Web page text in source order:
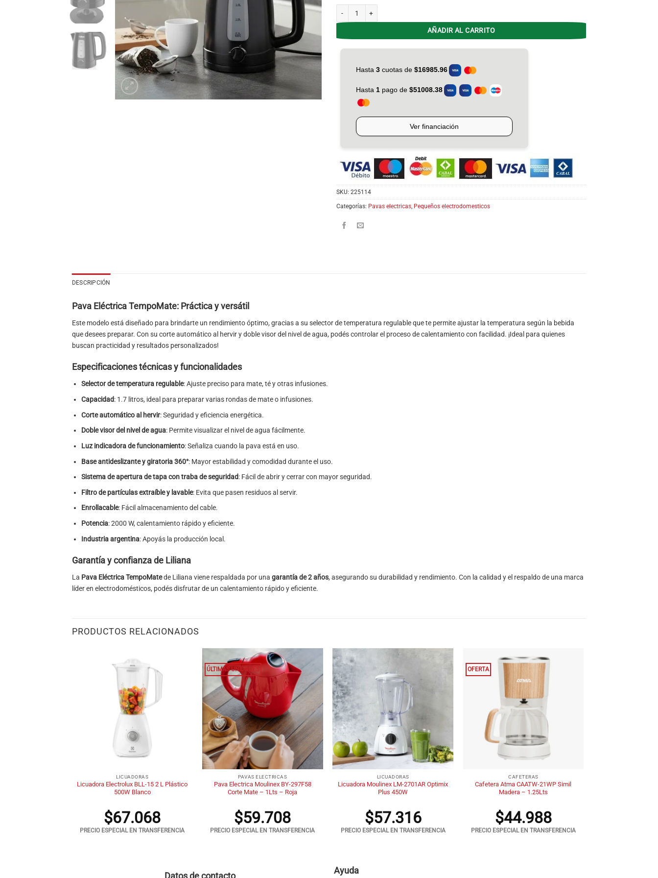
AÑADIR AL CARRITO
SKU: 225114
Categorías: Pavas electricas, Pequeños electrodomesticos
DESCRIPCIÓN
Pava Eléctrica TempoMate: Práctica y versátil
Este modelo está diseñado para brindarte un rendimiento óptimo, gracias a su selector de temperatura regulable que te permite ajustar la temperatura según la bebida
que desees preparar. Con su corte automático al hervir y doble visor del nivel de agua, podés controlar el proceso de calentamiento con facilidad. ¡Ideal para quienes
buscan practicidad y resultados personalizados!
Especificaciones técnicas y funcionalidades
Selector de temperatura regulable: Ajuste preciso para mate, té y otras infusiones.
Capacidad: 1.7 litros, ideal para preparar varias rondas de mate o infusiones.
Corte automático al hervir: Seguridad y eficiencia energética.
Doble visor del nivel de agua: Permite visualizar el nivel de agua fácilmente.
Luz indicadora de funcionamiento: Señaliza cuando la pava está en uso.
Base antideslizante y giratoria 360°: Mayor estabilidad y comodidad durante el uso.
Sistema de apertura de tapa con traba de seguridad: Fácil de abrir y cerrar con mayor seguridad.
Filtro de partículas extraíble y lavable: Evita que pasen residuos al servir.
Enrollacable: Fácil almacenamiento del cable.
Potencia: 2000 W, calentamiento rápido y eficiente.
Industria argentina: Apoyás la producción local.
Garantía y confianza de Liliana
La Pava Eléctrica TempoMatede Liliana viene respaldada por una garantía de 2 años, asegurando su durabilidad y rendimiento. Con la calidad y el respaldo de una marca
líder en electrodomésticos, podés disfrutar de un calentamiento rápido y eficiente.
PRODUCTOS RELACIONADOS
LICUADORAS
Licuadora Electrolux BLL-15 2 L Plástico
500W Blanco
$67.068
PRECIO ESPECIAL EN TRANSFERENCIA
ÚLTIMAS UNIDADES
+
PAVAS ELECTRICAS
Pava Electrica Moulinex BY-297F58
Corte Mate – 1Lts – Roja
$59.708
PRECIO ESPECIAL EN TRANSFERENCIA
+
LICUADORAS
Licuadora Moulinex LM-2701AR Optimix
Plus 450W
$57.316
PRECIO ESPECIAL EN TRANSFERENCIA
OFERTA
CAFETERAS
Cafetera Atma CAATW-21WP Simil
Madera – 1.25Lts
$44.988
PRECIO ESPECIAL EN TRANSFERENCIA
Datos de contacto
Ayuda